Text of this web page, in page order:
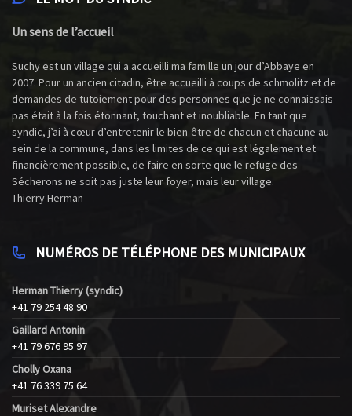
Un sens de l’accueil
Suchy est un village qui a accueilli ma famille un jour d’Abbaye en
2007. Pour un ancien citadin, être accueilli à coups de schmolitz et de
demandes de tutoiement pour des personnes que je ne connaissais
pas était à la fois étonnant, touchant et inoubliable. En tant que
syndic, j’ai à cœur d’entretenir le bien-être de chacun et chacune au
sein de la commune, dans les limites de ce qui est légalement et
financièrement possible, de faire en sorte que le refuge des
Sécherons ne soit pas juste leur foyer, mais leur village.
Thierry Herman
NUMÉROS DE TÉLÉPHONE DES MUNICIPAUX
Herman Thierry (syndic)
+41 79 254 48 90
Gaillard Antonin
+41 79 676 95 97
Cholly Oxana
+41 76 339 75 64
Muriset Alexandre